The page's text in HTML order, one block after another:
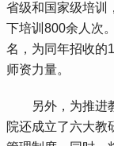
省级和国家级培训
下培训800余人次
名，为同年招收的
师资力量。
另外，为推进教
院还成立了六大教